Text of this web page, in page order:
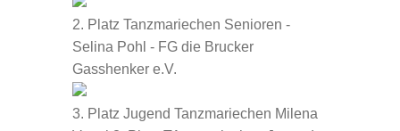
2. Platz Tanzmariechen Senioren -
Selina Pohl - FG die Brucker
Gasshenker e.V.
3. Platz Jugend Tanzmariechen Milena